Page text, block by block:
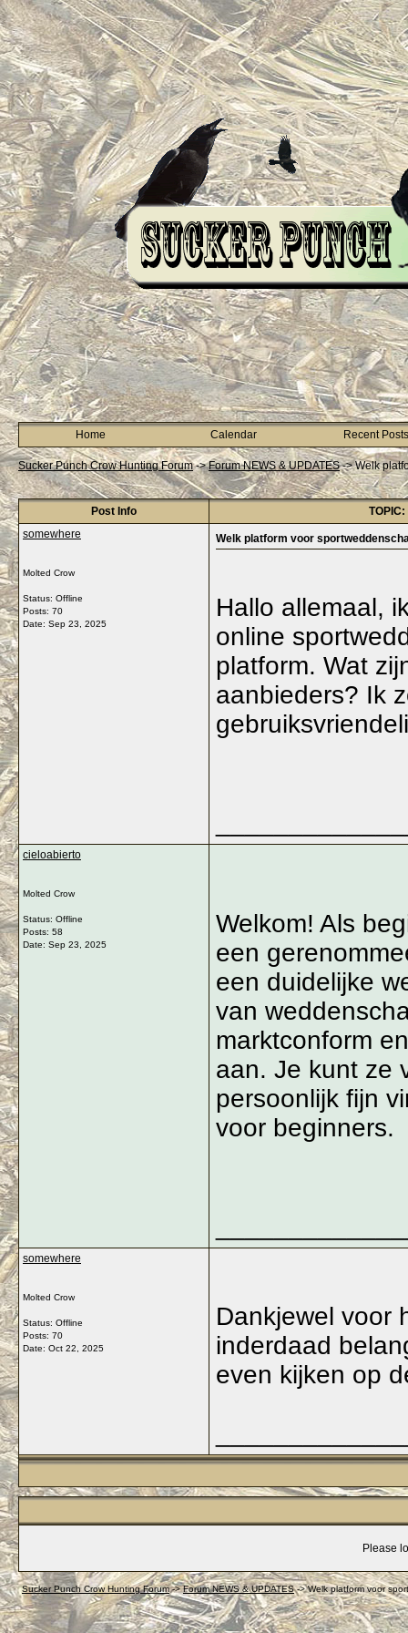
Home Calendar Recent Posts
Sucker Punch Crow Hunting Forum->Forum NEWS & UPDATES->Welk
Post Info
somewhere
Molted Crow
Status: Offline
Posts: 70
Date: Sep 23, 2025
Welk platform voor
Hallo allemaal,
online
platform. Wat
aanbieders? Ik
cieloabierto
Molted Crow
Status: Offline
Posts: 58
Date: Sep 23, 2025
Welkom! Als
een
een duidelijke
van
marktconform
aan. Je kunt ze
persoonlijk fijn
voor beginners.
somewhere
Molted Crow
Status: Offline
Posts: 70
Date: Oct 22, 2025
Dankjewel voor
inderdaad
even kijken op
Please
Sucker Punch Crow Hunting Forum->Forum NEWS & UPDATES->Welk platform voor